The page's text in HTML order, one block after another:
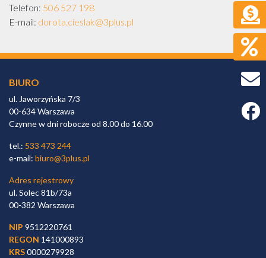
Telefon: 506 527 198
E-mail: dorota.cieslak@3plus.pl
BIURO
ul. Jaworzyńska 7/3
00-634 Warszawa
Czynne w dni robocze od 8.00 do 16.00
tel.: 533 473 244
e-mail: biuro@3plus.pl
Adres rejestrowy
ul. Solec 81b/73a
00-382 Warszawa
NIP 9512220761
REGON 141000893
KRS0000279928